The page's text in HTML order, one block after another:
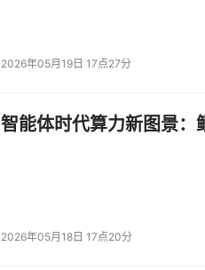
2026年05月19日 17点27分
智能体时代算力新图景：
2026年05月18日 17点20分